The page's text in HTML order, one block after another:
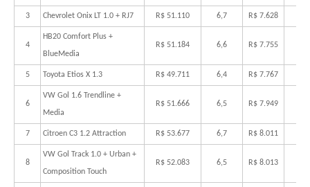
3 Chevrolet Onix LT 1.0 + RJ7 R$ 51.110 6,7 R$ 7.628
4
HB20 Comfort Plus +
BlueMedia
R$ 51.184 6,6 R$ 7.755
5 Toyota Etios X 1.3 R$ 49.711 6,4 R$ 7.767
6
VW Gol 1.6 Trendline +
Media
R$ 51.666 6,5 R$ 7.949
7 Citroen C3 1.2 Attraction R$ 53.677 6,7 R$ 8.011
8
VW Gol Track 1.0 + Urban +
Composition Touch
R$ 52.083 6,5 R$ 8.013